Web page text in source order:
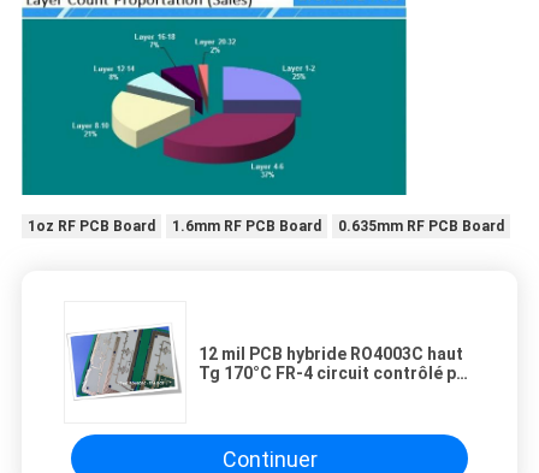
1oz RF PCB Board 1.6mm RF PCB Board 0.635mm RF PCB Board
12 mil PCB hybride RO4003C haut
Tg 170°C FR-4 circuit contrôlé par
Continuer